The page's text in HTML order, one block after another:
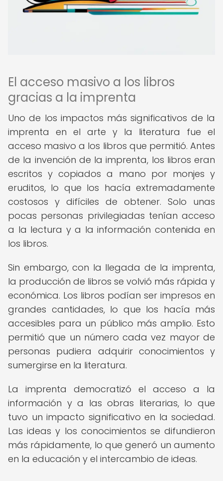
El acceso masivo a los libros
gracias a la imprenta
Uno de los impactos más significativos de la
imprenta en el arte y la literatura fue el
acceso masivo a los libros que permitió. Antes
de la invención de la imprenta, los libros eran
escritos y copiados a mano por monjes y
eruditos, lo que los hacía extremadamente
costosos y difíciles de obtener. Solo unas
pocas personas privilegiadas tenían acceso
a la lectura y a la información contenida en
los libros.
Sin embargo, con la llegada de la imprenta,
la producción de libros se volvió más rápida y
económica. Los libros podían ser impresos en
grandes cantidades, lo que los hacía más
accesibles para un público más amplio. Esto
permitió que un número cada vez mayor de
personas pudiera adquirir conocimientos y
sumergirse en la literatura.
La imprenta democratizó el acceso a la
información y a las obras literarias, lo que
tuvo un impacto significativo en la sociedad.
Las ideas y los conocimientos se difundieron
más rápidamente, lo que generó un aumento
en la educación y el intercambio de ideas.